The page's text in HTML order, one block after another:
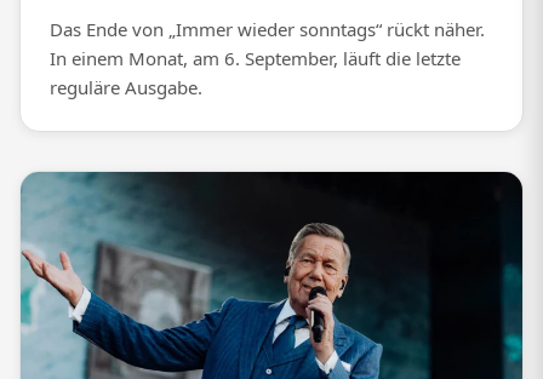
Das Ende von „Immer wieder sonntags“ rückt näher.
In einem Monat, am 6. September, läuft die letzte
reguläre Ausgabe.